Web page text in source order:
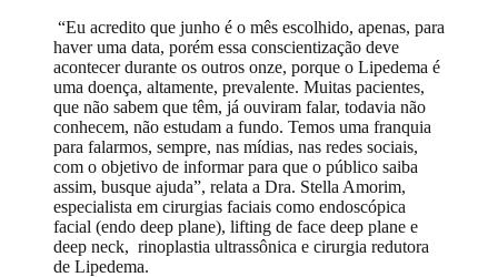
“Eu acredito que junho é o mês escolhido, apenas, para
haver uma data, porém essa conscientização deve
acontecer durante os outros onze, porque o Lipedema é
uma doença, altamente, prevalente. Muitas pacientes,
que não sabem que têm, já ouviram falar, todavia não
conhecem, não estudam a fundo. Temos uma franquia
para falarmos, sempre, nas mídias, nas redes sociais,
com o objetivo de informar para que o público saiba
assim, busque ajuda”, relata a Dra. Stella Amorim,
especialista em cirurgias faciais como endoscópica
facial (endo deep plane), lifting de face deep plane e
deep neck, rinoplastia ultrassônica e cirurgia redutora
de Lipedema.